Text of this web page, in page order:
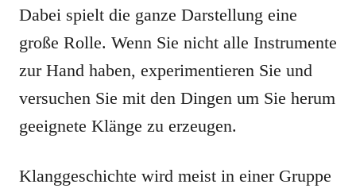
Dabei spielt die ganze Darstellung eine
große Rolle. Wenn Sie nicht alle Instrumente
zur Hand haben, experimentieren Sie und
versuchen Sie mit den Dingen um Sie herum
geeignete Klänge zu erzeugen.
Klanggeschichte wird meist in einer Gruppe